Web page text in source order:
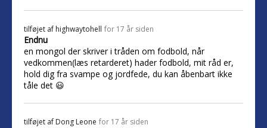
tilføjet af highwaytohell for 17 år siden
Endnu
en mongol der skriver i tråden om fodbold, når
vedkommen(læs retarderet) hader fodbold, mit råd er,
hold dig fra svampe og jordfede, du kan åbenbart ikke
tåle det 😃
tilføjet af Dong Leone for 17 år siden